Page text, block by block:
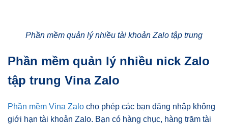
Phần mềm quản lý nhiều tài khoản Zalo tập trung
Phần mềm quản lý nhiều nick Zalo
tập trung Vina Zalo
Phần mềm Vina Zalo cho phép các bạn đăng nhập không
giới hạn tài khoản Zalo. Bạn có hàng chục, hàng trăm tài